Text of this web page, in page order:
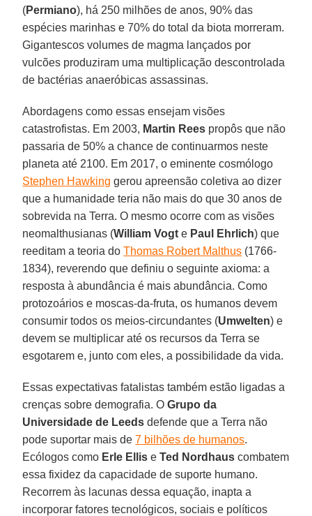
(Permiano), há 250 milhões de anos, 90% das
espécies marinhas e 70% do total da biota morreram.
Gigantescos volumes de magma lançados por
vulcões produziram uma multiplicação descontrolada
de bactérias anaeróbicas assassinas.
Abordagens como essas ensejam visões
catastrofistas. Em 2003, Martin Rees propôs que não
passaria de 50% a chance de continuarmos neste
planeta até 2100. Em 2017, o eminente cosmólogo
Stephen Hawking gerou apreensão coletiva ao dizer
que a humanidade teria não mais do que 30 anos de
sobrevida na Terra. O mesmo ocorre com as visões
neomalthusianas (William Vogt e Paul Ehrlich) que
reeditam a teoria doThomas Robert Malthus (1766-
1834), reverendo que definiu o seguinte axioma: a
resposta à abundância é mais abundância. Como
protozoários e moscas-da-fruta, os humanos devem
consumir todos os meios-circundantes (Umwelten) e
devem se multiplicar até os recursos da Terra se
esgotarem e, junto com eles, a possibilidade da vida.
Essas expectativas fatalistas também estão ligadas a
crenças sobre demografia. OGrupo da
Universidade de Leeds defende que a Terra não
pode suportar mais de7 bilhões de humanos.
Ecólogos como Erle Ellis eTed Nordhaus combatem
essa fixidez da capacidade de suporte humano.
Recorrem às lacunas dessa equação, inapta a
incorporar fatores tecnológicos, sociais e políticos